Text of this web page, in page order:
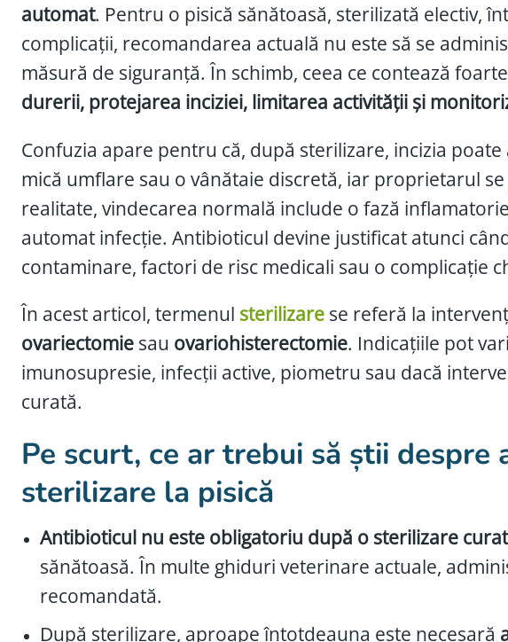
automat. Pentru o pisică sănătoasă, sterilizată electiv,
complicații, recomandarea actuală nu este să se
măsură de siguranță. În schimb, ceea ce contează
durerii, protejarea inciziei, limitarea activității și
Confuzia apare pentru că, după sterilizare, incizia
mică umflare sau o vânătaie discretă, iar proprietarul se
realitate, vindecarea normală include o fază
automat infecție. Antibioticul devine justificat atunci
contaminare, factori de risc medicali sau o complicație
În acest articol, termenul sterilizare se referă la
ovariectomie sau ovariohisterectomie. Indicațiile pot
imunosupresie, infecții active, piometru sau dacă
curată.
Pe scurt, ce ar trebui să știi
sterilizare la pisică
Antibioticul nu este obligatoriu după o sterilizare
sănătoasă. În multe ghiduri veterinare actuale,
recomandată.
După sterilizare, aproape întotdeauna este necesară